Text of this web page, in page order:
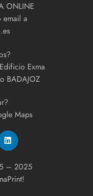
ONLINE
email a
Exma
BADAJOZ
Maps
– 2025